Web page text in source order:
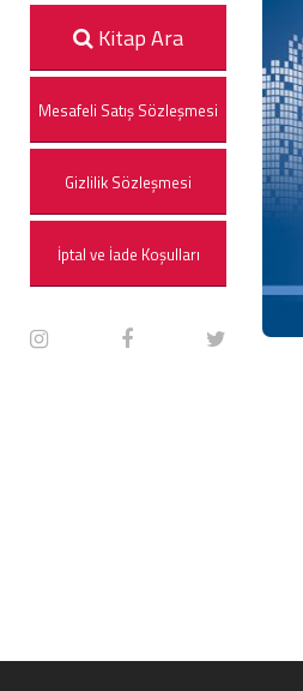
Kitap Ara
Mesafeli Satış Sözleşmesi
Gizlilik Sözleşmesi
İptal ve İade Koşulları